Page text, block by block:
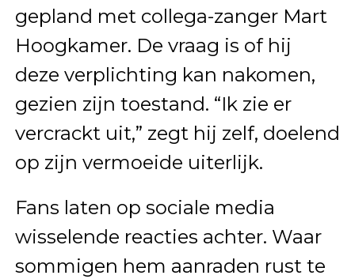
gepland met collega-zanger Mart
Hoogkamer. De vraag is of hij
deze verplichting kan nakomen,
gezien zijn toestand. “Ik zie er
vercrackt uit,” zegt hij zelf, doelend
op zijn vermoeide uiterlijk.
Fans laten op sociale media
wisselende reacties achter. Waar
sommigen hem aanraden rust te